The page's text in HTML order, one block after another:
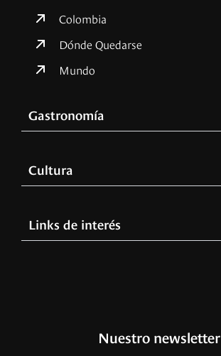
Colombia
Dónde Quedarse
Mundo
Gastronomía
Cultura
Links de interés
Nuestro newsletter